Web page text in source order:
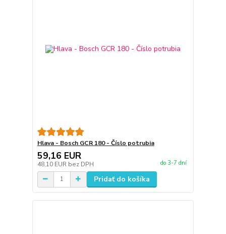
Hlava - Bosch GCR 180 - Číslo potrubia
59,16 EUR
48,10 EUR bez DPH do 3-7 dní
Pridať do košíka